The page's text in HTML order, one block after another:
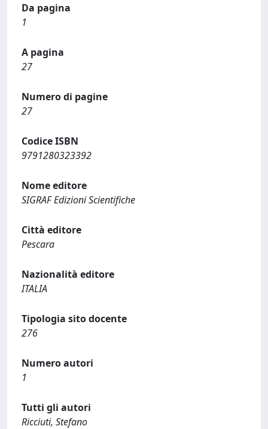
Da pagina
1
A pagina
27
Numero di pagine
27
Codice ISBN
9791280323392
Nome editore
SIGRAF Edizioni Scientifiche
Città editore
Pescara
Nazionalità editore
ITALIA
Tipologia sito docente
276
Numero autori
1
Tutti gli autori
Ricciuti, Stefano